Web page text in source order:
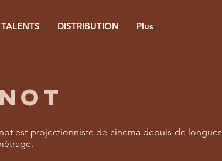
TALENTS DISTRIBUTION Plus
est projectionniste de cinéma depuis de longues